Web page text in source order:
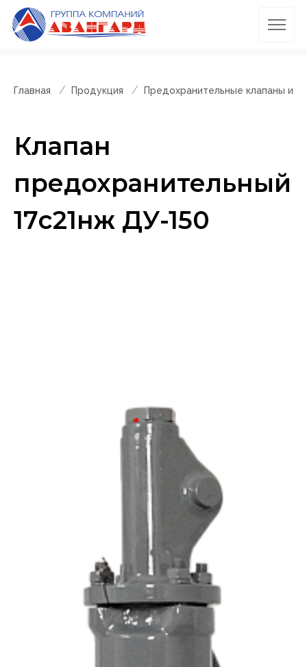
Главная Продукция Предохранительные клапаны и
Клапан
предохранительный
17с21нж ДУ-150